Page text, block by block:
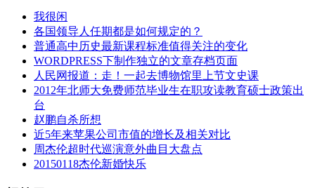
我很闲
各国领导人任期都是如何规定的？
普通高中历史最新课程标准值得关注的变化
WORDPRESS下制作独立的文章存档页面
人民网报道：走！一起去博物馆里上节文史课
2012年北师大免费师范毕业生在职攻读教育硕士政策出
台
赵鹏自杀所想
近5年来苹果公司市值的增长及相关对比
周杰伦超时代巡演意外曲目大盘点
20150118杰伦新婚快乐